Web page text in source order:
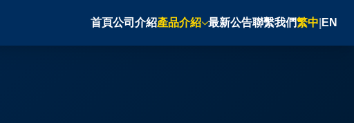
首頁公司介紹產品介紹 最新公告聯繫我們繁中 EN